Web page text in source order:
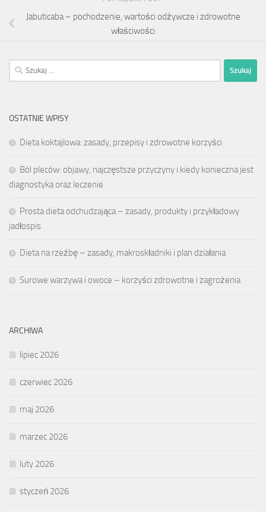
Jabuticaba – pochodzenie, wartości odżywcze i zdrowotne
właściwości
Szukaj:
OSTATNIE WPISY
Dieta koktajlowa: zasady, przepisy i zdrowotne korzyści
Ból pleców: objawy, najczęstsze przyczyny i kiedy konieczna jest
diagnostyka oraz leczenie
Prosta dieta odchudzająca – zasady, produkty i przykładowy
jadłospis
Dieta na rzeźbę – zasady, makroskładniki i plan działania
Surowe warzywa i owoce – korzyści zdrowotne i zagrożenia
ARCHIWA
lipiec 2026
czerwiec 2026
maj 2026
marzec 2026
luty 2026
styczeń 2026